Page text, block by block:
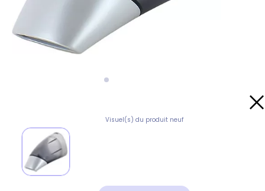
Visuel(s) du produit neuf